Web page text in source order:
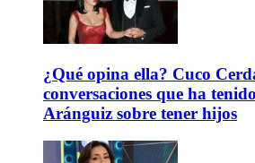
¿Qué opina ella? Cuco
conversaciones que ha
Aránguiz sobre tener hijos